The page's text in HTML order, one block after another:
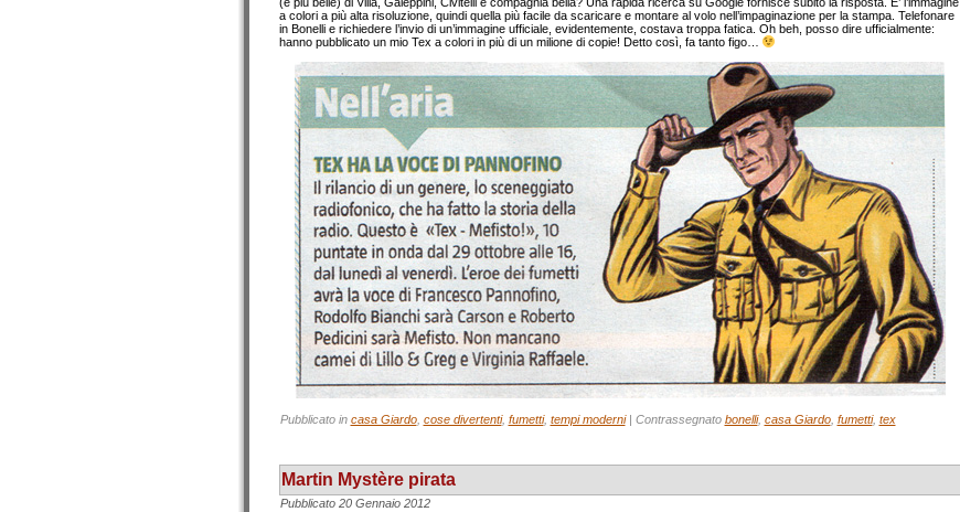
a colori a più alta risoluzione, quindi quella più facile da scaricare e montare al volo nell’impaginazione per la stampa. Telefonare
in Bonelli e richiedere l’invio di un’immagine ufficiale, evidentemente, costava troppa fatica. Oh beh, posso dire ufficialmente:
hanno pubblicato un mio Tex a colori in più di un milione di copie! Detto così, fa tanto figo…
Pubblicato in casa Giardo, cose divertenti, fumetti, tempi moderni| Contrassegnato bonelli, casa Giardo, fumetti, tex
Martin Mystère pirata
Pubblicato 20 Gennaio 2012